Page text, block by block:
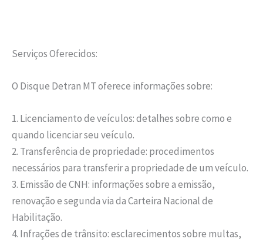
Serviços Oferecidos:
O Disque Detran MT oferece informações sobre:
1. Licenciamento de veículos: detalhes sobre como e
quando licenciar seu veículo.
2. Transferência de propriedade: procedimentos
necessários para transferir a propriedade de um veículo.
3. Emissão de CNH: informações sobre a emissão,
renovação e segunda via da Carteira Nacional de
Habilitação.
4. Infrações de trânsito: esclarecimentos sobre multas,